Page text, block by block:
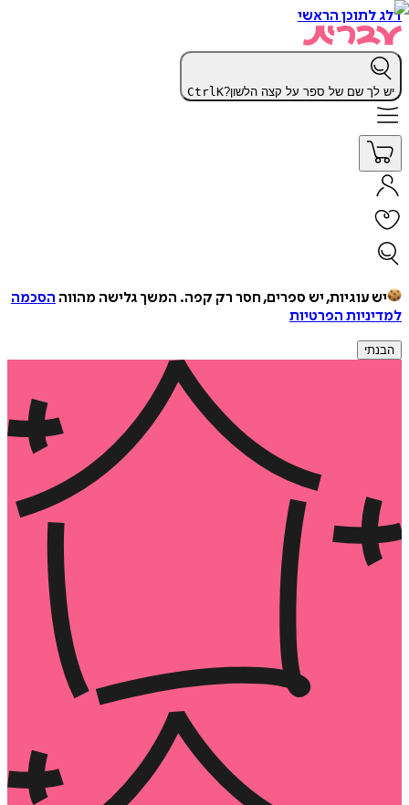
דלג לתוכן הראשי
יש לך שם של ספר על קצה הלשון? CtrlK
יש עוגיות, יש ספרים, חסר רק קפה. המשך גלישה מהווה הסכמה
למדיניות הפרטיות
הבנתי